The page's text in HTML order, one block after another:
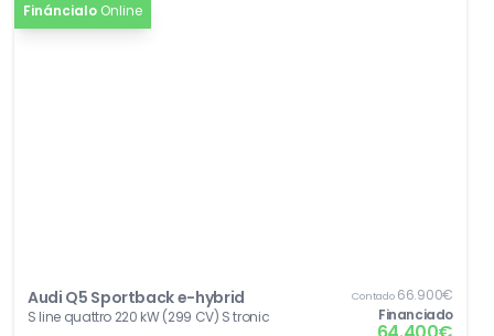
Fináncialo Online
Audi Q5 Sportback e-hybrid
S line quattro 220 kW (299 CV) S tronic
Contado66.900€
Financiado